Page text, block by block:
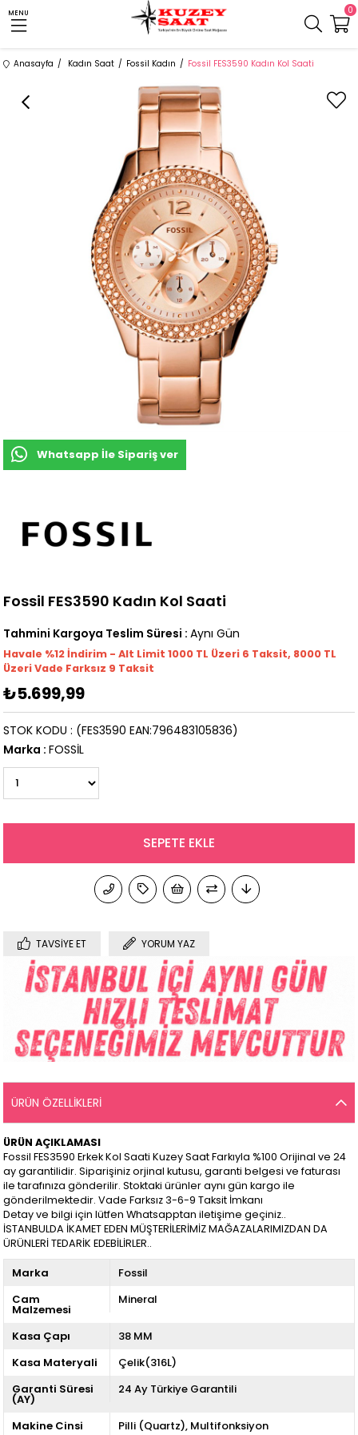
MENU 0
Anasayfa Kadın Saat Fossil Kadın Fossil FES3590 Kadın Kol Saati
Whatsapp İle Sipariş ver
Fossil FES3590 Kadın Kol Saati
Tahmini Kargoya Teslim Süresi : Aynı Gün
Havale %12 İndirim - Alt Limit 1000 TL Üzeri 6 Taksit, 8000 TL
Üzeri Vade Farksız 9 Taksit
₺5.699,99
(FES3590 EAN:796483105836)
STOK KODU
Marka : FOSSİL
TAVSIYE ET YORUM YAZ
ÜRÜN ÖZELLIKLERI
ÜRÜN AÇIKLAMASI
Fossil FES3590 Erkek Kol Saati Kuzey Saat Farkıyla %100 Orijinal ve 24
ay garantilidir. Siparişiniz orjinal kutusu, garanti belgesi ve faturası
ile tarafınıza gönderilir. Stoktaki ürünler aynı gün kargo ile
gönderilmektedir. Vade Farksız 3-6-9 Taksit İmkanı
Detay ve bilgi için lütfen Whatsapptan iletişime geçiniz..
İSTANBULDA İKAMET EDEN MÜŞTERİLERİMİZ MAĞAZALARIMIZDAN DA
ÜRÜNLERİ TEDARİK EDEBİLİRLER..
Marka
Fossil
Cam
Malzemesi
Mineral
Kasa Çapı
38 MM
Kasa Materyali
Çelik(316L)
Garanti Süresi
(AY)
24 Ay Türkiye Garantili
Makine Cinsi Pilli (Quartz) Multifonksiyon